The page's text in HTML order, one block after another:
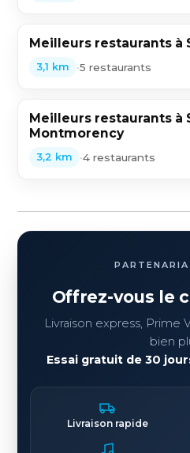
Meilleurs restaurants à
3,1 km •5 restaurants
Meilleurs restaurants à
Montmorency
3,2 km •4 restaurants
Offrez-vous le
Livraison express, Prime
bien
Essai gratuit de 30
Livraison rapide